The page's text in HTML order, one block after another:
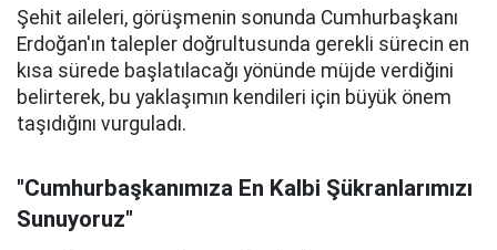
Şehit aileleri, görüşmenin sonunda Cumhurbaşkanı
Erdoğan'ın talepler doğrultusunda gerekli sürecin en
kısa sürede başlatılacağı yönünde müjde verdiğini
belirterek, bu yaklaşımın kendileri için büyük önem
taşıdığını vurguladı.
"Cumhurbaşkanımıza En Kalbi Şükranlarımızı
Sunuyoruz"